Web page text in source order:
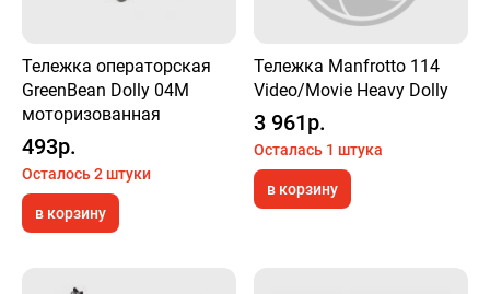
Тележка операторская
GreenBean Dolly 04M
моторизованная
493р.
Осталось 2 штуки
в корзину
Тележка Manfrotto 114
Video/Movie Heavy Dolly
3 961р.
Осталась 1 штука
в корзину